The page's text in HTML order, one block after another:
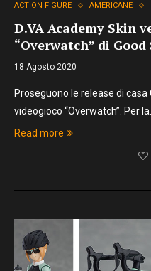
ACTION FIGURE AMERICANE
D.VA Academy Skin
“Overwatch” di
18 Agosto 2020
Proseguono le release di
videogioco “Overwatch”. Per la…
Read more